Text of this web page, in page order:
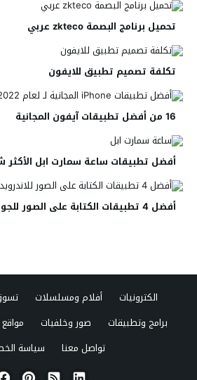
تحميل برنامج البصمة zkteco عربي
تكلفة تصميم تطبيق للايفون
16 من أفضل تطبيقات آيفون المجانية
أفضل تطبيقات ساعة سمارت ابل الأكثر
أفضل 4 تطبيقات الكتابة على الصور للجوال
الكترونيات أفلام ومسلسلات
برامج وتطبيقات
صور وخلفيات
تواصل معنا
سياسة